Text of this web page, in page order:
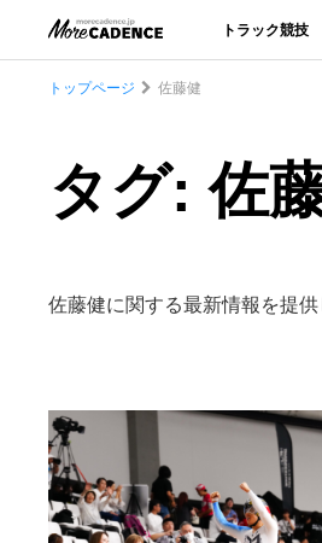
トラック競技
トップページ 佐藤健
タグ: 佐
佐藤健に関する最新情報を提供